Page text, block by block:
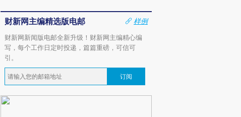
财新网主编精选版电邮
样例
财新网新闻版电邮全新升级！财新网主编精心编
写，每个工作日定时投递，篇篇重磅，可信可
引。
订阅